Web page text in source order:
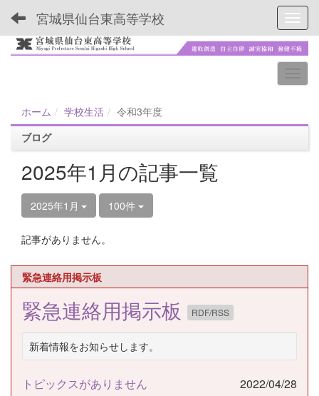
宮城県仙台東高等学校
ホーム 学校生活
令和3年度
ブログ
2025年1月の記事一覧
2025年1月 100件
記事がありません。
緊急連絡用掲示板
緊急連絡用掲示板 RDF/RSS
新着情報をお知らせします。
トピックスがありません 2022/04/28